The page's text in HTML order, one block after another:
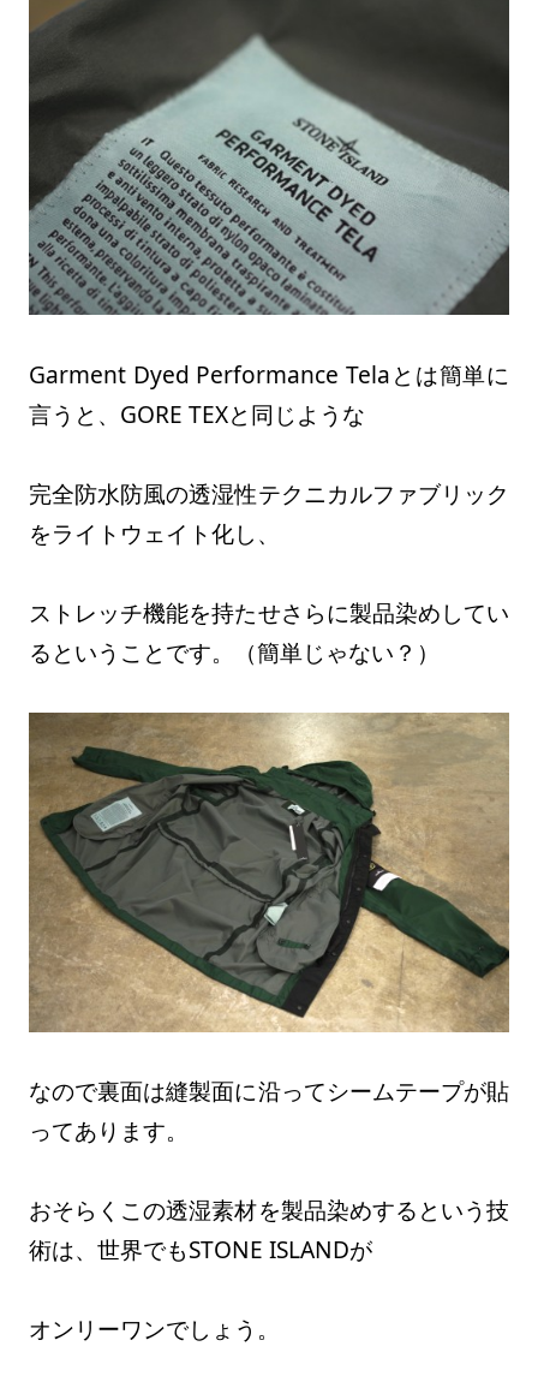
Garment Dyed Performance Telaとは簡単に
言うと、GORE TEXと同じような
完全防水防風の透湿性テクニカルファブリック
をライトウェイト化し、
ストレッチ機能を持たせさらに製品染めしてい
るということです。（簡単じゃない？）
なので裏面は縫製面に沿ってシームテープが貼
ってあります。
おそらくこの透湿素材を製品染めするという技
術は、世界でもSTONE ISLANDが
オンリーワンでしょう。